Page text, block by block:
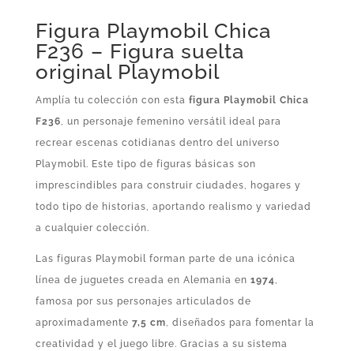
Figura Playmobil Chica
F236 – Figura suelta
original Playmobil
Amplía tu colección con esta figura Playmobil Chica
F236, un personaje femenino versátil ideal para
recrear escenas cotidianas dentro del universo
Playmobil. Este tipo de figuras básicas son
imprescindibles para construir ciudades, hogares y
todo tipo de historias, aportando realismo y variedad
a cualquier colección.
Las figuras Playmobil forman parte de una icónica
línea de juguetes creada en Alemania en 1974,
famosa por sus personajes articulados de
aproximadamente 7,5 cm, diseñados para fomentar la
creatividad y el juego libre. Gracias a su sistema